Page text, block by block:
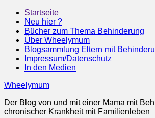
Startseite
Neu hier ?
Bücher zum Thema Behinderung
Über Wheelymum
Blogsammlung Eltern mit
Impressum/Datenschutz
In den Medien
Wheelymum
Der Blog von und mit einer Mama mit
chronischer Krankheit mit Familienleben